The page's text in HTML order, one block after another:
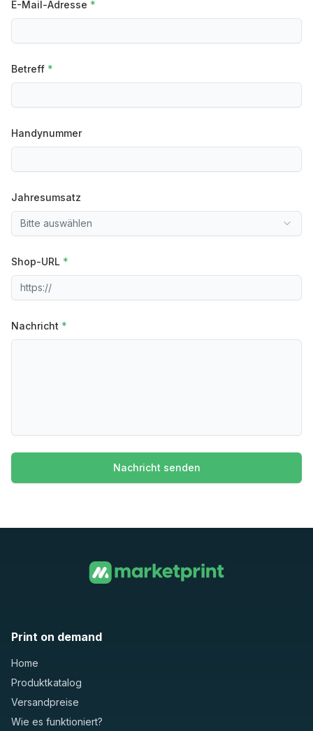
E-Mail-Adresse *
Betreff *
Handynummer
Jahresumsatz
Bitte auswählen
Shop-URL *
Nachricht *
Nachricht senden
Print on demand
Home
Produktkatalog
Versandpreise
Wie es funktioniert?